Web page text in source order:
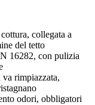
collegata a
del tetto
16282, con pulizia
va rimpiazzata,
odori, obbligatori